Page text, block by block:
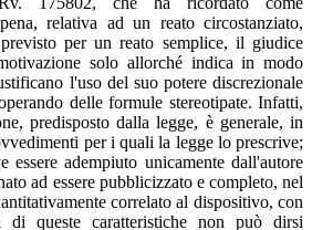
relativa ad un reato circostanziato,
per un reato semplice, il giudice
solo allorché indica in modo
l'uso del suo potere discrezionale
delle formule stereotipate. Infatti,
predisposto dalla legge, è generale, in
per i quali la legge lo prescrive;
essere adempiuto unicamente dall'autore
ad essere pubblicizzato e completo, nel
correlato al dispositivo, con
di queste caratteristiche non può dirsi